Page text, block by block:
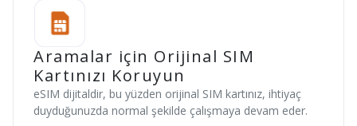
Aramalar için Orijinal SIM
Kartınızı Koruyun
eSIM dijitaldir, bu yüzden orijinal SIM kartınız, ihtiyaç
duyduğunuzda normal şekilde çalışmaya devam eder.